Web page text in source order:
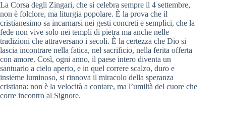
La Corsa degli Zingari, che si celebra sempre il 4 settembre,
non è folclore, ma liturgia popolare. È la prova che il
cristianesimo sa incarnarsi nei gesti concreti e semplici, che la
fede non vive solo nei templi di pietra ma anche nelle
tradizioni che attraversano i secoli. È la certezza che Dio si
lascia incontrare nella fatica, nel sacrificio, nella ferita offerta
con amore. Così, ogni anno, il paese intero diventa un
santuario a cielo aperto, e in quel correre scalzo, duro e
insieme luminoso, si rinnova il miracolo della speranza
cristiana: non è la velocità a contare, ma l’umiltà del cuore che
corre incontro al Signore.